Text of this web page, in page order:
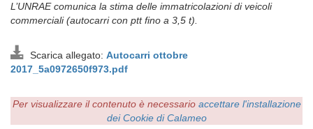
L’UNRAE comunica la stima delle immatricolazioni di veicoli
commerciali (autocarri con ptt fino a 3,5 t).
Scarica allegato: Autocarri ottobre
2017_5a0972650f973.pdf
Per visualizzare il contenuto è necessario accettare l'installazione
dei Cookie di Calameo